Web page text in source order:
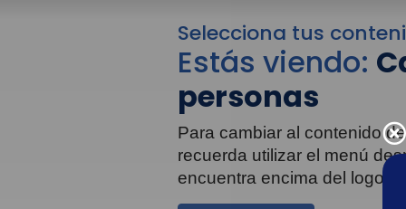
Selecciona tus
Estás viendo:
personas
Para cambiar al contenido
recuerda utilizar el menú
encuentra encima del logo